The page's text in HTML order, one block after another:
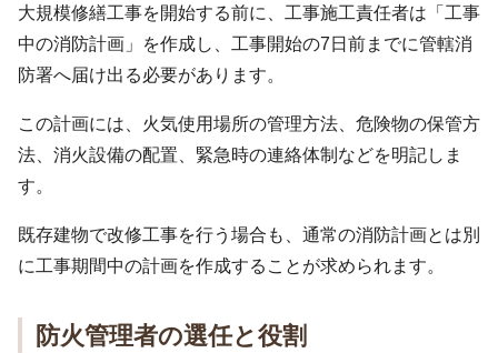
大規模修繕工事を開始する前に、工事施工責任者は「工事
中の消防計画」を作成し、工事開始の7日前までに管轄消
防署へ届け出る必要があります。
この計画には、火気使用場所の管理方法、危険物の保管方
法、消火設備の配置、緊急時の連絡体制などを明記しま
す。
既存建物で改修工事を行う場合も、通常の消防計画とは別
に工事期間中の計画を作成することが求められます。
防火管理者の選任と役割